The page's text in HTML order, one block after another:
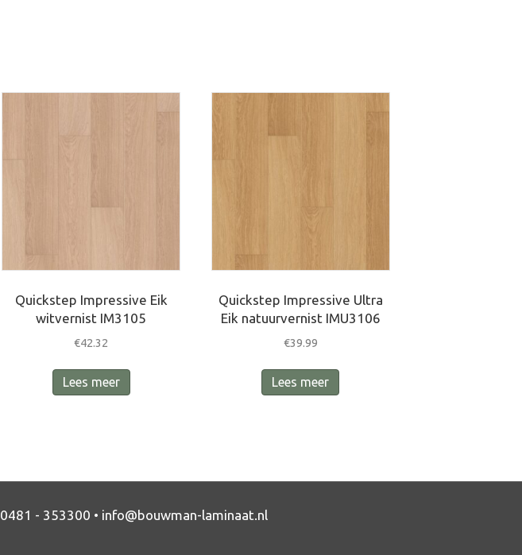
Quickstep Impressive Eik
witvernist IM3105
€42.32
Lees meer
Quickstep Impressive Ultra
Eik natuurvernist IMU3106
€39.99
Lees meer
0481 - 353300 • info@bouwman-laminaat.nl